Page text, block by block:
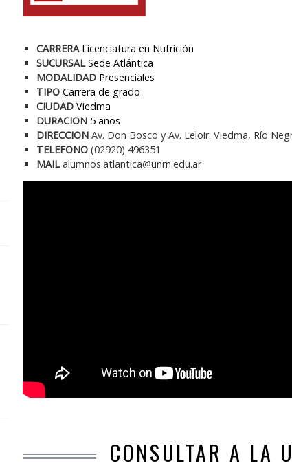
CARRERA Licenciatura en Nutrición
SUCURSAL Sede Atlántica
MODALIDAD Presenciales
TIPO Carrera de grado
CIUDAD Viedma
DURACION 5 años
DIRECCION Av. Don Bosco y Av. Leloir. Viedma, Río
TELEFONO (02920) 496351
MAIL alumnos.atlantica@unrn.edu.ar
CONSULTAR A LA